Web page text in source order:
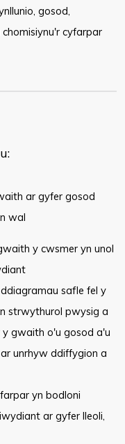
gosod,
cyfarpar
ar gyfer gosod
wal
y cwsmer yn unol
safle fel y
strwythurol pwysig a
gwaith o'u gosod a'u
unrhyw ddiffygion a
yn bodloni
ar gyfer lleoli,